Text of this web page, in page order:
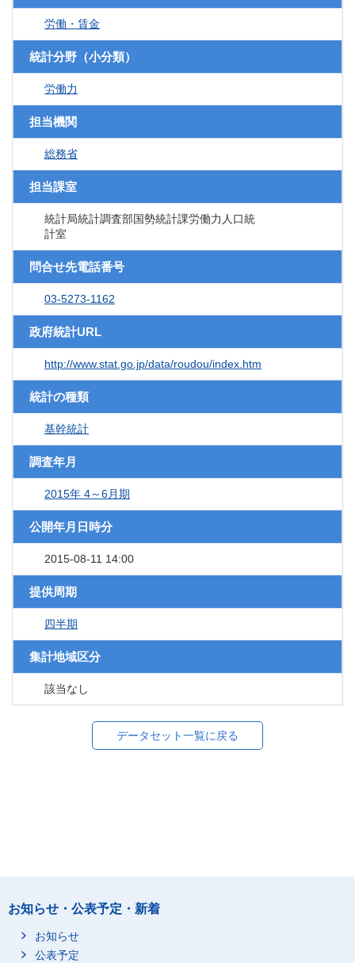
労働・賃金
統計分野（小分類）
労働力
担当機関
総務省
担当課室
統計局統計調査部国勢統計課労働力人口統
計室
問合せ先電話番号
03-5273-1162
政府統計URL
http://www.stat.go.jp/data/roudou/index.htm
統計の種類
基幹統計
調査年月
2015年 4～6月期
公開年月日時分
2015-08-11 14:00
提供周期
四半期
集計地域区分
該当なし
データセット一覧に戻る
お知らせ・公表予定・新着
お知らせ
公表予定